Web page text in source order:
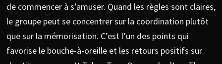
de commencer à s’amuser. Quand les règles sont claires,
le groupe peut se concentrer sur la coordination plutôt
que sur la mémorisation. C’est l’un des points qui
favorise le bouche-à-oreille et les retours positifs sur